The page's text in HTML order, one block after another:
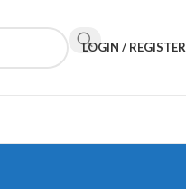
LOGIN / REGISTER